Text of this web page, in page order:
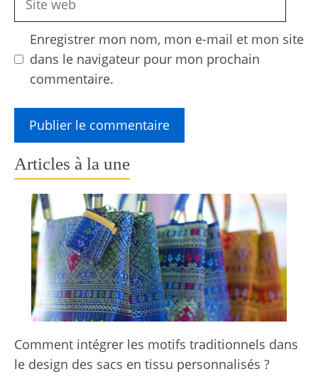
Enregistrer mon nom, mon e-mail et mon site
dans le navigateur pour mon prochain
commentaire.
Articles à la une
Comment intégrer les motifs traditionnels dans
le design des sacs en tissu personnalisés ?